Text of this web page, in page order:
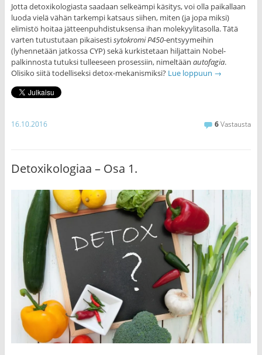
Jotta detoxikologiasta saadaan selkeämpi käsitys, voi olla paikallaan
luoda vielä vähän tarkempi katsaus siihen, miten (ja jopa miksi)
elimistö hoitaa jätteenpuhdistuksensa ihan molekyylitasolla. Tätä
varten tutustutaan pikaisestisytokromi P450-entsyymeihin
(lyhennetään jatkossa CYP) sekä kurkistetaan hiljattain Nobel-
palkinnosta tutuksi tulleeseen prosessiin, nimeltään autofagia.
Olisiko siitä todelliseksi detox-mekanismiksi? Lue loppuun →
16.10.2016 6Vastausta
Detoxikologiaa – Osa 1.